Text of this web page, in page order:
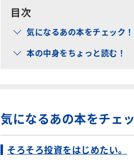
目次
気になるあの本をチェック！
本の中身をちょっと読む！
気になるあの本をチェ
そろそろ投資をはじめたい。